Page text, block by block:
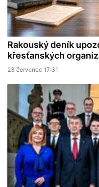
Rakouský deník
křesťanských
23 červenec 17:31